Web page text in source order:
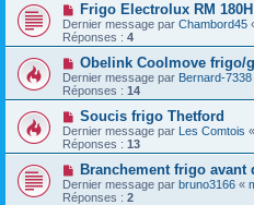
Frigo Electrolux RM
Dernier message par Chambord45
Réponses : 4
Obelink Coolmove frigo/
Dernier message par Bernard-7338
Réponses : 14
Soucis frigo Thetford
Dernier message par Les Comtois «
Réponses : 13
Branchement frigo avant
Dernier message par bruno3166 «
Réponses : 2